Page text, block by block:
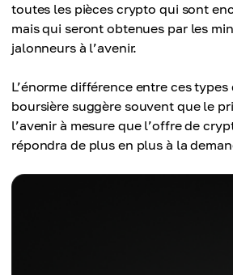
toutes les pièces crypto qui sont
mais qui seront obtenues par les
jalonneurs à l’avenir.
L’énorme différence entre ces
boursière suggère souvent que le
l’avenir à mesure que l’offre de
répondra de plus en plus à la